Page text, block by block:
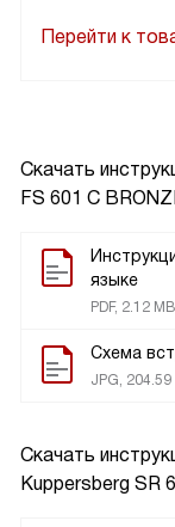
Скачать
FS 601 C
языке
PDF, 2.12 MB
Схема
JPG, 204.59
Скачать
Kuppersberg SR
Перейти к